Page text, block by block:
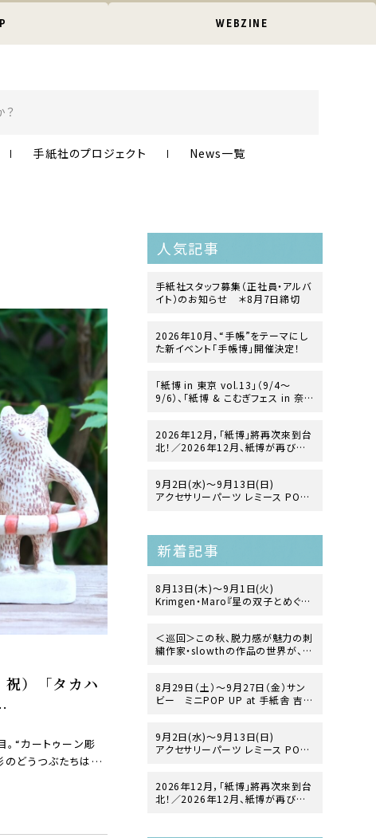
WEBZINE
手紙社のプロジェクト News一覧
）「タカハ
。“カートゥーン彫
どうつぶたちは、
人気記事
手紙社スタッフ募集（正社員・アルバ
イト）のお知らせ ＊8月7日締切
2026年10月、“手帳”をテーマにし
た新イベント「手帳博」開催決定！
「紙博 in 東京 vol.13」（9/4〜
9/6）、「紙博 & こむぎフェス in 奈
2026年12月，「紙博」將再次來到台
北！／2026年12月、紙博が再び台
9月2日(水)～9月13日(日)
アクセサリーパーツ レミース POP
at 手紙舎 2nd STORY
新着記事
8月13日(木)〜9月1日(火)
Krimgen・Maro『星の双子とめぐる
＜巡回＞この秋、脱力感が魅力の刺
繍作家・slowthの作品の世界が、文
8月29日（土）〜9月27日（金）サン
ビー ミニPOP UP at 手紙舎 吉祥
9月2日(水)～9月13日(日)
アクセサリーパーツ レミース POP
at 手紙舎 2nd STORY
2026年12月，「紙博」將再次來到台
北！／2026年12月、紙博が再び台